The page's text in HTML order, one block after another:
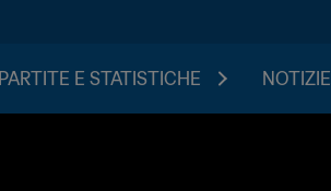
PARTITE E STATISTICHE NOTIZIE